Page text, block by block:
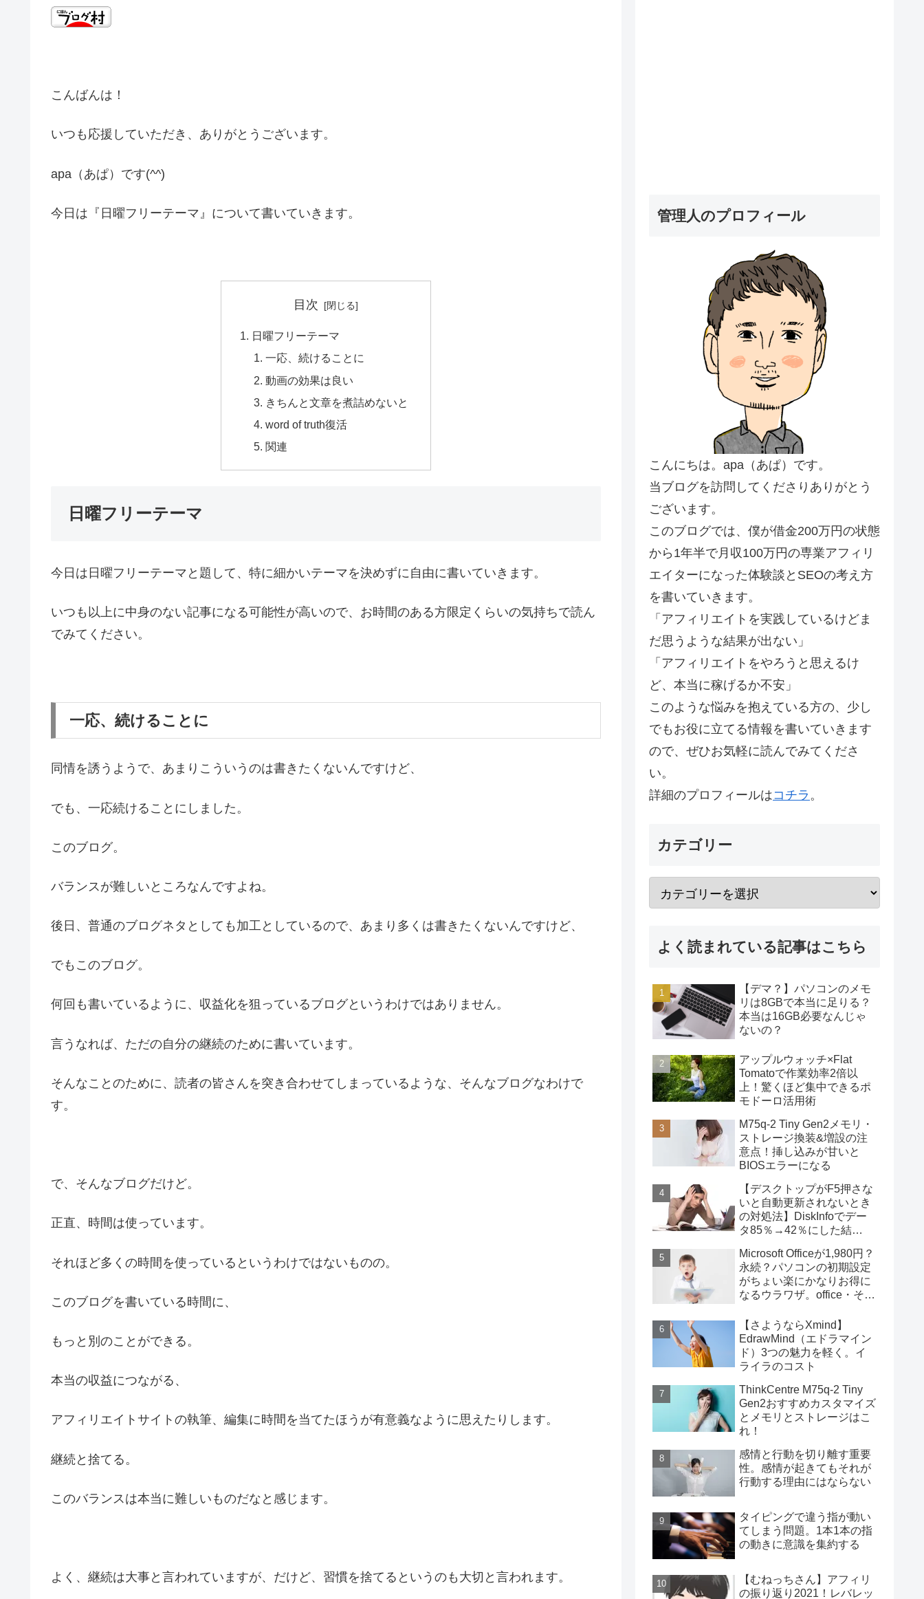
こんばんは！
いつも応援していただき、ありがとうございます。
apa（あぱ）です(^^)
今日は『日曜フリーテーマ』について書いていきます。
目次
日曜フリーテーマ
一応、続けることに
動画の効果は良い
きちんと文章を煮詰めないと
word of truth復活
関連
日曜フリーテーマ
今日は日曜フリーテーマと題して、特に細かいテーマを決めずに自由に書いていきます。
いつも以上に中身のない記事になる可能性が高いので、お時間のある方限定くらいの気持ちで読ん
でみてください。
一応、続けることに
同情を誘うようで、あまりこういうのは書きたくないんですけど、
でも、一応続けることにしました。
このブログ。
バランスが難しいところなんですよね。
後日、普通のブログネタとしても加工としているので、あまり多くは書きたくないんですけど、
でもこのブログ。
何回も書いているように、収益化を狙っているブログというわけではありません。
言うなれば、ただの自分の継続のために書いています。
そんなことのために、読者の皆さんを突き合わせてしまっているような、そんなブログなわけで
す。
で、そんなブログだけど。
正直、時間は使っています。
それほど多くの時間を使っているというわけではないものの。
このブログを書いている時間に、
もっと別のことができる。
本当の収益につながる、
アフィリエイトサイトの執筆、編集に時間を当てたほうが有意義なように思えたりします。
継続と捨てる。
このバランスは本当に難しいものだなと感じます。
よく、継続は大事と言われていますが、だけど、習慣を捨てるというのも大切と言われます。
管理人のプロフィール
こんにちは。apa（あぱ）です。
当ブログを訪問してくださりありがとう
ございます。
このブログでは、僕が借金200万円の状態
から1年半で月収100万円の専業アフィリ
エイターになった体験談とSEOの考え方
を書いていきます。
「アフィリエイトを実践しているけどま
だ思うような結果が出ない」
「アフィリエイトをやろうと思えるけ
ど、本当に稼げるか不安」
このような悩みを抱えている方の、少し
でもお役に立てる情報を書いていきます
ので、ぜひお気軽に読んでみてくださ
い。
詳細のプロフィールはコチラ 。
カテゴリー
よく読まれている記事はこちら
【デマ？】パソコンのメモ
リは8GBで本当に足りる？
本当は16GB必要なんじゃ
ないの？
アップルウォッチ×Flat
Tomatoで作業効率2倍以
上！驚くほど集中できるポ
モドーロ活用術
M75q-2 Tiny Gen2メモリ・
ストレージ換装&増設の注
意点！挿し込みが甘いと
BIOSエラーになる
【デスクトップがF5押さな
いと自動更新されないとき
の対処法】DiskInfoでデー
タ85％→42％にした結
Microsoft Officeが1,980円？
永続？パソコンの初期設定
がちょい楽にかなりお得に
なるウラワザ。office・その
【さようならXmind】
EdrawMind（エドラマイン
ド）3つの魅力を軽く。イ
ライラのコスト
ThinkCentre M75q-2 Tiny
Gen2おすすめカスタマイズ
とメモリとストレージはこ
れ！
感情と行動を切り離す重要
性。感情が起きてもそれが
行動する理由にはならない
タイピングで違う指が動い
てしまう問題。1本1本の指
の動きに意識を集約する
【むねっちさん】アフィリ
の振り返り2021！レバレッ